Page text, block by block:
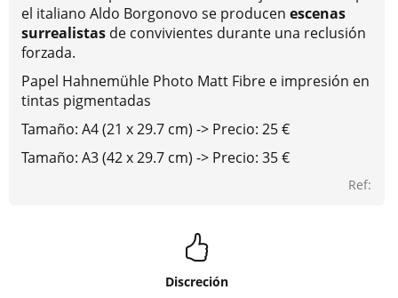
el italiano Aldo Borgonovo se producen escenas
surrealistas de convivientes durante una reclusión
forzada.
Papel Hahnemühle Photo Matt Fibre e impresión en
tintas pigmentadas
Tamaño: A4 (21 x 29.7 cm) -> Precio: 25 €
Tamaño: A3 (42 x 29.7 cm) -> Precio: 35 €
Ref:
Discreción